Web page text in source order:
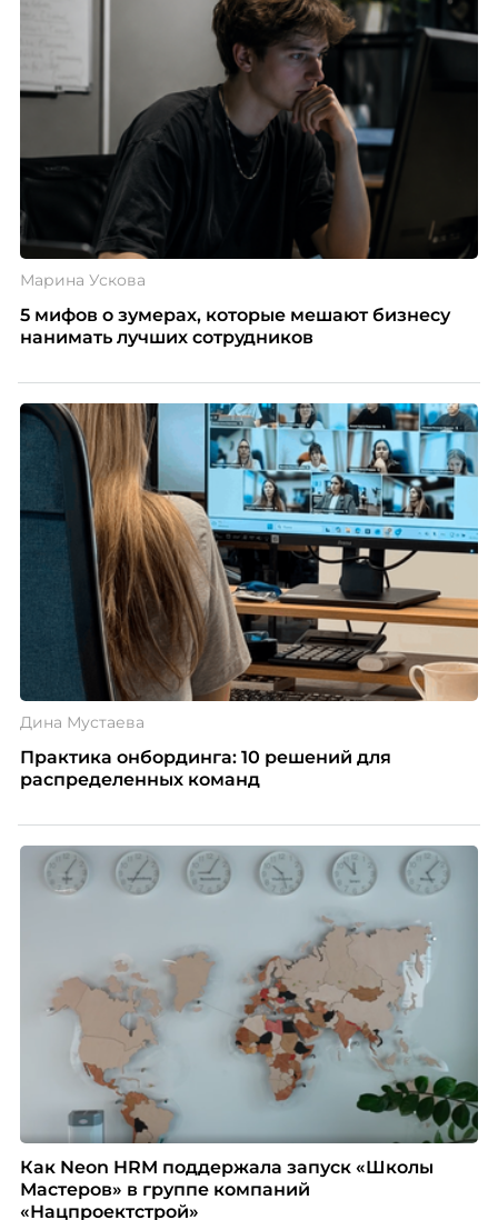
Марина Ускова
5 мифов о зумерах, которые мешают бизнесу
нанимать лучших сотрудников
Дина Мустаева
Практика онбординга: 10 решений для
распределенных команд
Как Neon HRM поддержала запуск «Школы
Мастеров» в группе компаний
«Нацпроектстрой»